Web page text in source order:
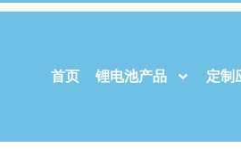
首页 锂电池产品 定制